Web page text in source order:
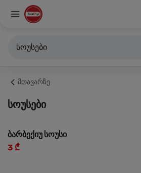
სოუსები
მთავარზე
სოუსები
ბარბექიუ სოუსი
3 ₾